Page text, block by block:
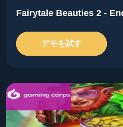
Fairytale Beauties 2 -
デモを試す